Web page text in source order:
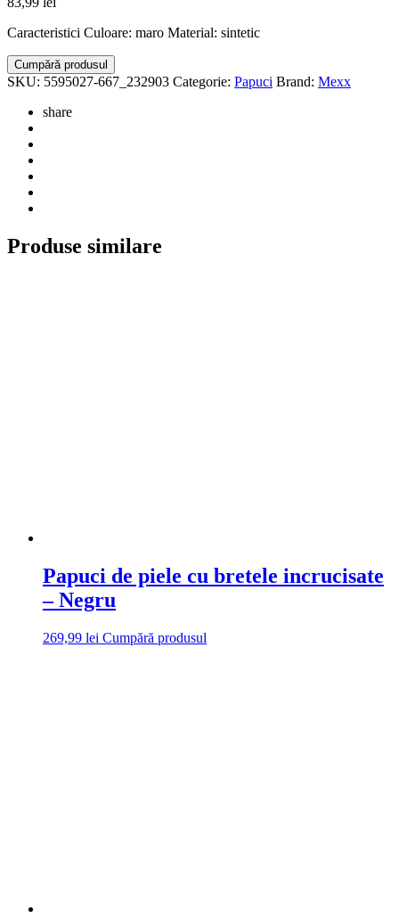
Caracteristici Culoare: maro Material: sintetic
Cumpără produsul
SKU: 5595027-667_232903 Categorie: Papuci Brand: Mexx
share
Produse similare
Papuci de piele cu bretele incrucisate
– Negru
269,99 lei Cumpără produsul